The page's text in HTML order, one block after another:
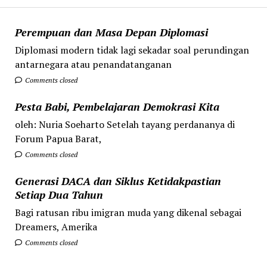
Perempuan dan Masa Depan Diplomasi
Diplomasi modern tidak lagi sekadar soal perundingan
antarnegara atau penandatanganan
Comments closed
Pesta Babi, Pembelajaran Demokrasi Kita
oleh: Nuria Soeharto Setelah tayang perdananya di
Forum Papua Barat,
Comments closed
Generasi DACA dan Siklus Ketidakpastian
Setiap Dua Tahun
Bagi ratusan ribu imigran muda yang dikenal sebagai
Dreamers, Amerika
Comments closed